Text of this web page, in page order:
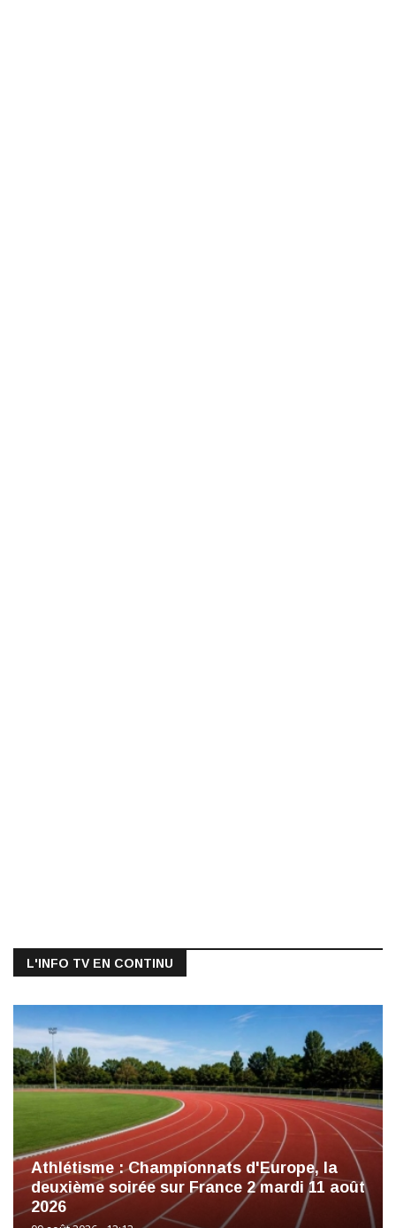
L'INFO TV EN CONTINU
Athlétisme : Championnats d'Europe, la
deuxième soirée sur France 2 mardi 11 août
2026